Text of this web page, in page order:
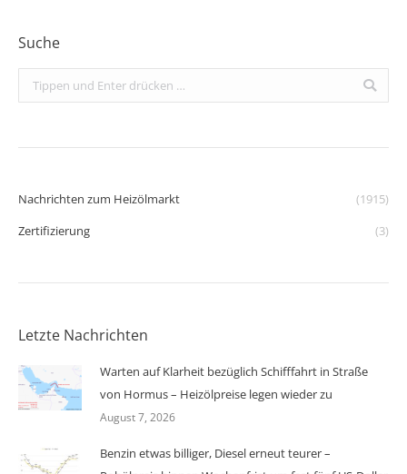
Suche
Search:
Nachrichten zum Heizölmarkt
(1915)
Zertifizierung
(3)
Letzte Nachrichten
Warten auf Klarheit bezüglich Schifffahrt in Straße
von Hormus – Heizölpreise legen wieder zu
August 7, 2026
Benzin etwas billiger, Diesel erneut teurer –